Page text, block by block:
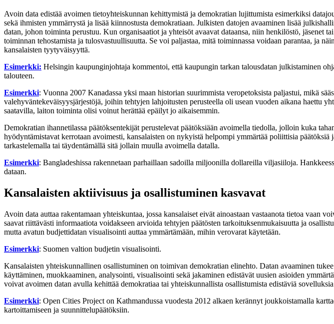
Avoin data edistää avoimen tietoyhteiskunnan kehittymistä ja demokratian lujittumista esimerkiksi
sekä ihmisten ymmärrystä ja lisää kiinnostusta demokratiaan. Julkisten datojen avaaminen lisää
datan, johon toiminta perustuu. Kun organisaatiot ja yhteisöt avaavat dataansa, niin henkilöstö,
toiminnan tehostamista ja tulosvastuullisuutta. Se voi paljastaa, mitä toiminnassa voidaan parantaa, ja
kansalaisten tyytyväisyyttä.
Esimerkki: Helsingin kaupunginjohtaja kommentoi, että kaupungin tarkan talousdatan julkistaminen
talouteen.
Esimerkki: Vuonna 2007 Kanadassa yksi maan historian suurimmista veropetoksista paljastui, mikä
valehyväntekeväisyysjärjestöjä, joihin tehtyjen lahjoitusten perusteella oli usean vuoden aikana haettu
saatavilla, laiton toiminta olisi voinut herättää epäilyt jo aikaisemmin.
Demokratian ihannetilassa päätöksentekijät perustelevat päätöksiään avoimella tiedolla, jolloin kuka
hyödyntämistavat kerrotaan avoimesti, kansalaisten on nykyistä helpompi ymmärtää poliittisia
tarkastelemalla tai täydentämällä sitä jollain muulla avoimella datalla.
Esimerkki: Bangladeshissa rakennetaan parhaillaan sadoilla miljoonilla dollareilla viljasiiloja.
dataan.
Kansalaisten aktiivisuus ja osallistuminen kasvavat
Avoin data auttaa rakentamaan yhteiskuntaa, jossa kansalaiset eivät ainoastaan vastaanota tietoa
saavat riittävästi informaatiota voidakseen arvioida tehtyjen päätösten tarkoituksenmukaisuutta ja
mutta avatun budjettidatan visualisointi auttaa ymmärtämään, mihin verovarat käytetään.
Esimerkki: Suomen valtion budjetin visualisointi.
Kansalaisten yhteiskunnallinen osallistuminen on toimivan demokratian elinehto. Datan avaaminen
käyttäminen, muokkaaminen, analysointi, visualisointi sekä jakaminen edistävät uusien asioiden
voivat avoimen datan avulla kehittää demokratiaa tai yhteiskunnallista osallistumista edistäviä
Esimerkki: Open Cities Project on Kathmandussa vuodesta 2012 alkaen kerännyt joukkoistamalla
kartoittamiseen ja suunnittelupäätöksiin.